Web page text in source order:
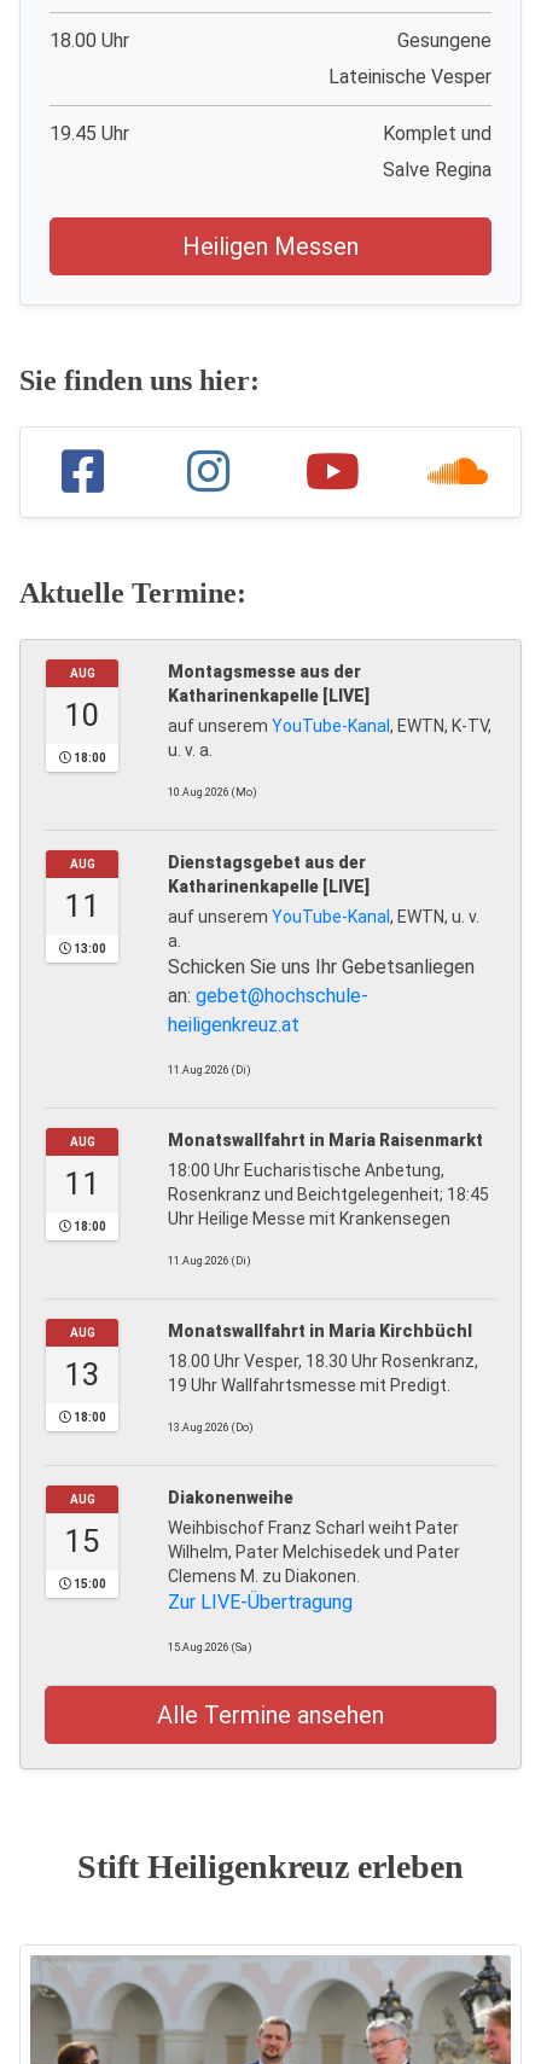
18.00 Uhr
Gesungene
Lateinische Vesper
19.45 Uhr
Komplet und
Salve Regina
Heiligen Messen
Sie finden uns hier:
Aktuelle Termine:
AUG
10
18:00
Montagsmesse aus der
Katharinenkapelle [LIVE]
auf unserem YouTube-Kanal , EWTN, K-TV,
u. v. a.
10.Aug.2026 (Mo)
AUG
11
13:00
Dienstagsgebet aus der
Katharinenkapelle [LIVE]
auf unserem YouTube-Kanal , EWTN, u. v.
a.
Schicken Sie uns Ihr Gebetsanliegen
an: gebet@hochschule-
heiligenkreuz.at
11.Aug.2026 (Di)
AUG
11
18:00
Monatswallfahrt in Maria Raisenmarkt
18:00 Uhr Eucharistische Anbetung,
Rosenkranz und Beichtgelegenheit; 18:45
Uhr Heilige Messe mit Krankensegen
11.Aug.2026 (Di)
AUG
13
18:00
Monatswallfahrt in Maria Kirchbüchl
18.00 Uhr Vesper, 18.30 Uhr Rosenkranz,
19 Uhr Wallfahrtsmesse mit Predigt.
13.Aug.2026 (Do)
AUG
15
15:00
Diakonenweihe
Weihbischof Franz Scharl weiht Pater
Wilhelm, Pater Melchisedek und Pater
Clemens M. zu Diakonen.
Zur LIVE-Übertragung
15.Aug.2026 (Sa)
Alle Termine ansehen
Stift Heiligenkreuz erleben